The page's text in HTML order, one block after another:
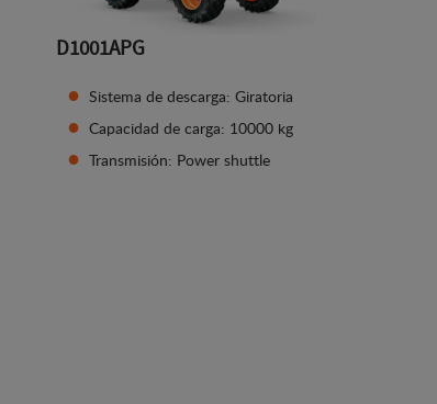
D1001APG
Sistema de descarga: Giratoria
Capacidad de carga: 10000 kg
Transmisión: Power shuttle